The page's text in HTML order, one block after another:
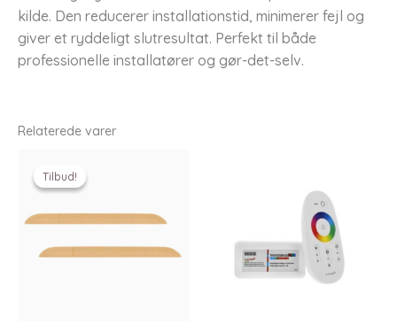
kilde. Den reducerer installationstid, minimerer fejl og
giver et ryddeligt slutresultat. Perfekt til både
professionelle installatører og gør-det-selv.
Relaterede varer
Tilbud!
Tilbud!